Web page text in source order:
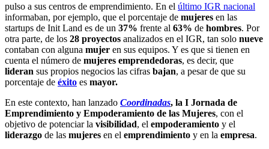
pulso a sus centros de emprendimiento. En el último IGR nacional
informaban, por ejemplo, que el porcentaje de mujeres en las
startups de Init Land es de un 37% frente al 63% de hombres. Por
otra parte, de los 28 proyectos analizados en el IGR, tan solo nueve
contaban con alguna mujer en sus equipos. Y es que si tienen en
cuenta el número de mujeres emprendedoras, es decir, que
lideran sus propios negocios las cifras bajan, a pesar de que su
porcentaje de éxito es mayor.
En este contexto, han lanzado Coordinadas, la I Jornada de
Emprendimiento y Empoderamiento de las Mujeres, con el
objetivo de potenciar la visibilidad, el empoderamiento y el
liderazgo de las mujeres en el emprendimiento y en la empresa.